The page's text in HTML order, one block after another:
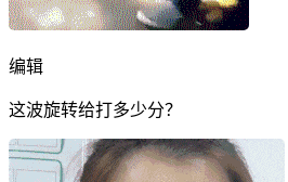
编辑
这波旋转给打多少分？